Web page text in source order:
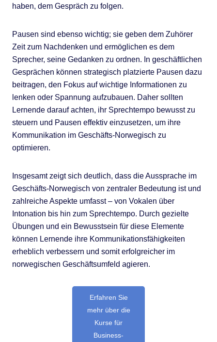
haben, dem Gespräch zu folgen.
Pausen sind ebenso wichtig; sie geben dem Zuhörer
Zeit zum Nachdenken und ermöglichen es dem
Sprecher, seine Gedanken zu ordnen. In geschäftlichen
Gesprächen können strategisch platzierte Pausen dazu
beitragen, den Fokus auf wichtige Informationen zu
lenken oder Spannung aufzubauen. Daher sollten
Lernende darauf achten, ihr Sprechtempo bewusst zu
steuern und Pausen effektiv einzusetzen, um ihre
Kommunikation im Geschäfts-Norwegisch zu
optimieren.
Insgesamt zeigt sich deutlich, dass die Aussprache im
Geschäfts-Norwegisch von zentraler Bedeutung ist und
zahlreiche Aspekte umfasst – von Vokalen über
Intonation bis hin zum Sprechtempo. Durch gezielte
Übungen und ein Bewusstsein für diese Elemente
können Lernende ihre Kommunikationsfähigkeiten
erheblich verbessern und somit erfolgreicher im
norwegischen Geschäftsumfeld agieren.
Erfahren Sie
mehr über die
Kurse für
Business-